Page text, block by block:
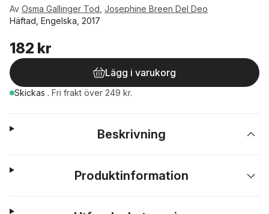
Av Osma Gallinger Tod Josephine Breen Del Deo
Häftad, Engelska, 2017
182 kr
Lägg i varukorg
Skickas . Fri frakt över 249 kr.
Beskrivning
Produktinformation